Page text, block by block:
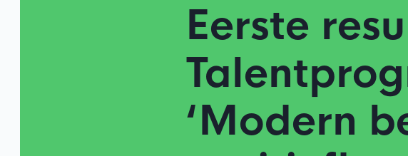
Eerste
‘Modern